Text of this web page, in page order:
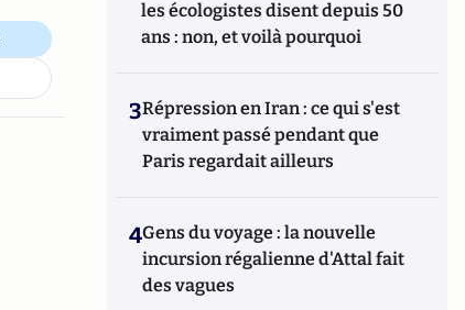
les écologistes disent depuis 50
ans : non, et voilà pourquoi
3Répression en Iran : ce qui s'est
vraiment passé pendant que
Paris regardait ailleurs
4Gens du voyage : la nouvelle
incursion régalienne d'Attal fait
des vagues